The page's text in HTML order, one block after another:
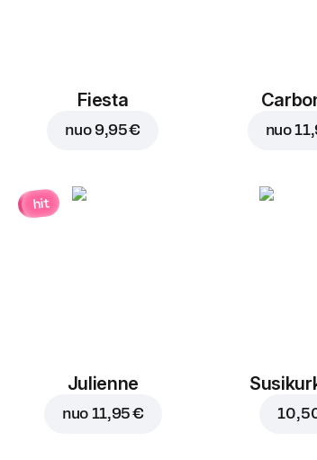
Fiesta
nuo 9,95 € nuo
hit
Julienne
nuo 11,95 €